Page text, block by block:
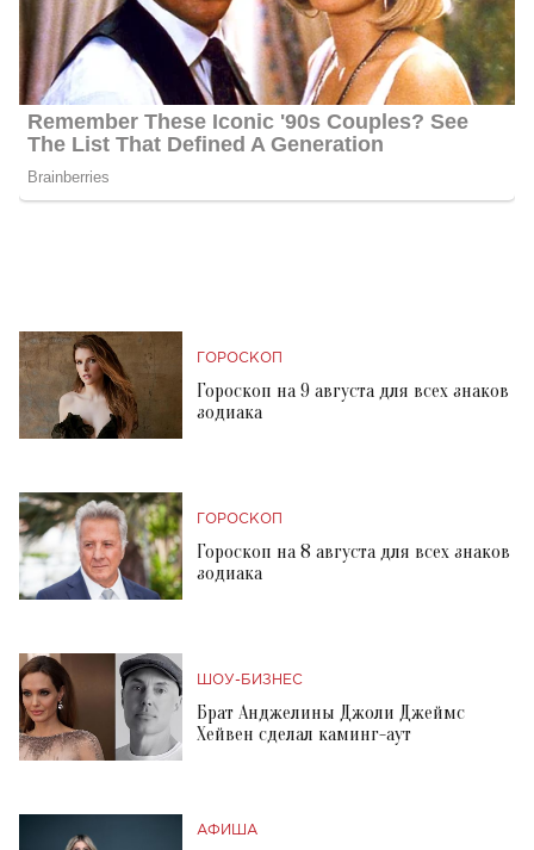
ГОРОСКОП
Гороскоп на 9 августа для всех знаков
зодиака
ГОРОСКОП
Гороскоп на 8 августа для всех знаков
зодиака
ШОУ-БИЗНЕС
Брат Анджелины Джоли Джеймс
Хейвен сделал каминг-аут
АФИША